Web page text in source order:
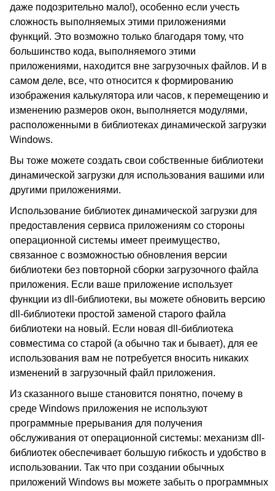
даже подозрительно мало!), особенно если учесть
сложность выполняемых этими приложениями
функций. Это возможно только благодаря тому, что
большинство кода, выполняемого этими
приложениями, находится вне загрузочных файлов. И в
самом деле, все, что относится к формированию
изображения калькулятора или часов, к перемещению и
изменению размеров окон, выполняется модулями,
расположенными в библиотеках динамической загрузки
Windows.
Вы тоже можете создать свои собственные библиотеки
динамической загрузки для использования вашими или
другими приложениями.
Использование библиотек динамической загрузки для
предоставления сервиса приложениям со стороны
операционной системы имеет преимущество,
связанное с возможностью обновления версии
библиотеки без повторной сборки загрузочного файла
приложения. Если ваше приложение использует
функции из dll-библиотеки, вы можете обновить версию
dll-библиотеки простой заменой старого файла
библиотеки на новый. Если новая dll-библиотека
совместима со старой (а обычно так и бывает), для ее
использования вам не потребуется вносить никаких
изменений в загрузочный файл приложения.
Из сказанного выше становится понятно, почему в
среде Windows приложения не используют
программные прерывания для получения
обслуживания от операционной системы: механизм dll-
библиотек обеспечивает большую гибкость и удобство в
использовании. Так что при создании обычных
приложений Windows вы можете забыть о программных